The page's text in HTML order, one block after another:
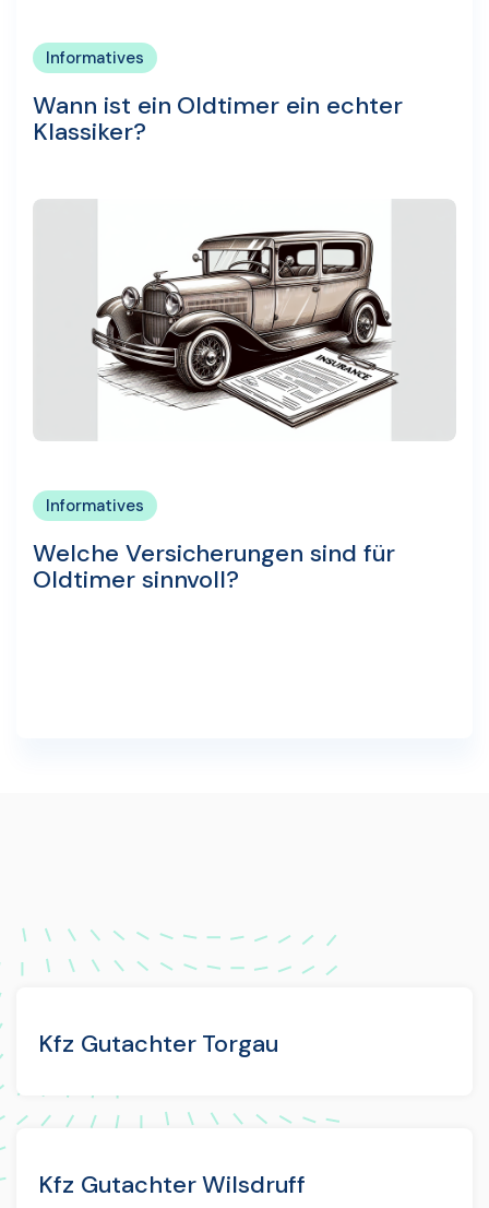
Informatives
Wann ist ein Oldtimer ein echter
Klassiker?
Informatives
Welche Versicherungen sind für
Oldtimer sinnvoll?
Kfz Gutachter Torgau
Kfz Gutachter Wilsdruff